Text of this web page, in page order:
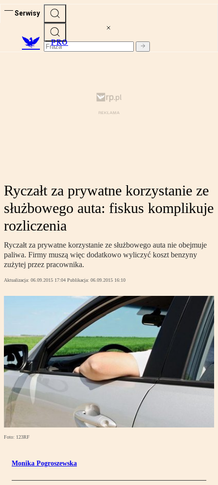
Serwisy
PRO
Ryczałt za prywatne korzystanie ze
służbowego auta: fiskus komplikuje
rozliczenia
Ryczałt za prywatne korzystanie ze służbowego auta nie obejmuje
paliwa. Firmy muszą więc dodatkowo wyliczyć koszt benzyny
zużytej przez pracownika.
Aktualizacja: 06.09.2015 17:04 Publikacja: 06.09.2015 16:10
Foto: 123RF
Monika Pogroszewska